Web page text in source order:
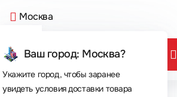
Москва
Ваш город: Москва?
Укажите город, чтобы заранее
увидеть условия доставки товара
Сегодня покупают